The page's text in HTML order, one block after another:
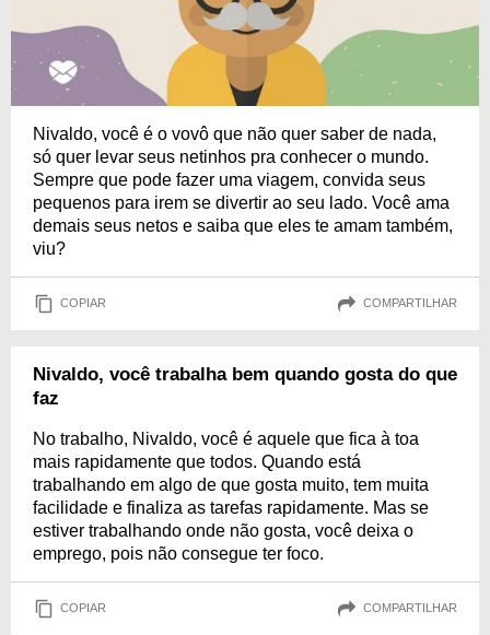
Nivaldo, você é o vovô que não quer saber de nada,
só quer levar seus netinhos pra conhecer o mundo.
Sempre que pode fazer uma viagem, convida seus
pequenos para irem se divertir ao seu lado. Você ama
demais seus netos e saiba que eles te amam também,
viu?
COPIAR COMPARTILHAR
Nivaldo, você trabalha bem quando gosta do que
faz
No trabalho, Nivaldo, você é aquele que fica à toa
mais rapidamente que todos. Quando está
trabalhando em algo de que gosta muito, tem muita
facilidade e finaliza as tarefas rapidamente. Mas se
estiver trabalhando onde não gosta, você deixa o
emprego, pois não consegue ter foco.
COPIAR COMPARTILHAR